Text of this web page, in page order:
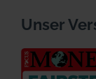
Unser